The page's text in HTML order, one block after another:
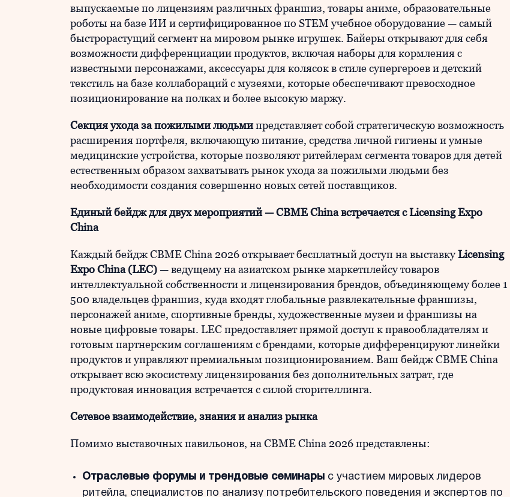
выпускаемые по лицензиям различных франшиз, товары аниме, образовательные
роботы на базе ИИ и сертифицированное по STEM учебное оборудование — самый
быстрорастущий сегмент на мировом рынке игрушек. Байеры открывают для себя
возможности дифференциации продуктов, включая наборы для кормления с
известными персонажами, аксессуары для колясок в стиле супергероев и детский
текстиль на базе коллабораций с музеями, которые обеспечивают превосходное
позиционирование на полках и более высокую маржу.
Секция ухода за пожилыми людьмипредставляет собой стратегическую возможность
расширения портфеля, включающую питание, средства личной гигиены и умные
медицинские устройства, которые позволяют ритейлерам сегмента товаров для детей
естественным образом захватывать рынок ухода за пожилыми людьми без
необходимости создания совершенно новых сетей поставщиков.
Единый бейдж для двух мероприятий — CBME China встречается с Licensing Expo
China
Каждый бейдж CBME China 2026 открывает бесплатный доступ на выставкуLicensing
Expo China (LEC)— ведущему на азиатском рынке маркетплейсу товаров
интеллектуальной собственности и лицензирования брендов, объединяющему более 1
500 владельцев франшиз, куда входят глобальные развлекательные франшизы,
персонажей аниме, спортивные бренды, художественные музеи и франшизы на
новые цифровые товары. LEC предоставляет прямой доступ к правообладателям и
готовым партнерским соглашениям с брендами, которые дифференцируют линейки
продуктов и управляют премиальным позиционированием. Ваш бейдж CBME China
открывает всю экосистему лицензирования без дополнительных затрат, где
продуктовая инновация встречается с силой сторителлинга.
Сетевое взаимодействие, знания и анализ рынка
Помимо выставочных павильонов, на CBME China 2026 представлены:
Отраслевые форумы и трендовые семинары с участием мировых лидеров
ритейла, специалистов по анализу потребительского поведения и экспертов по